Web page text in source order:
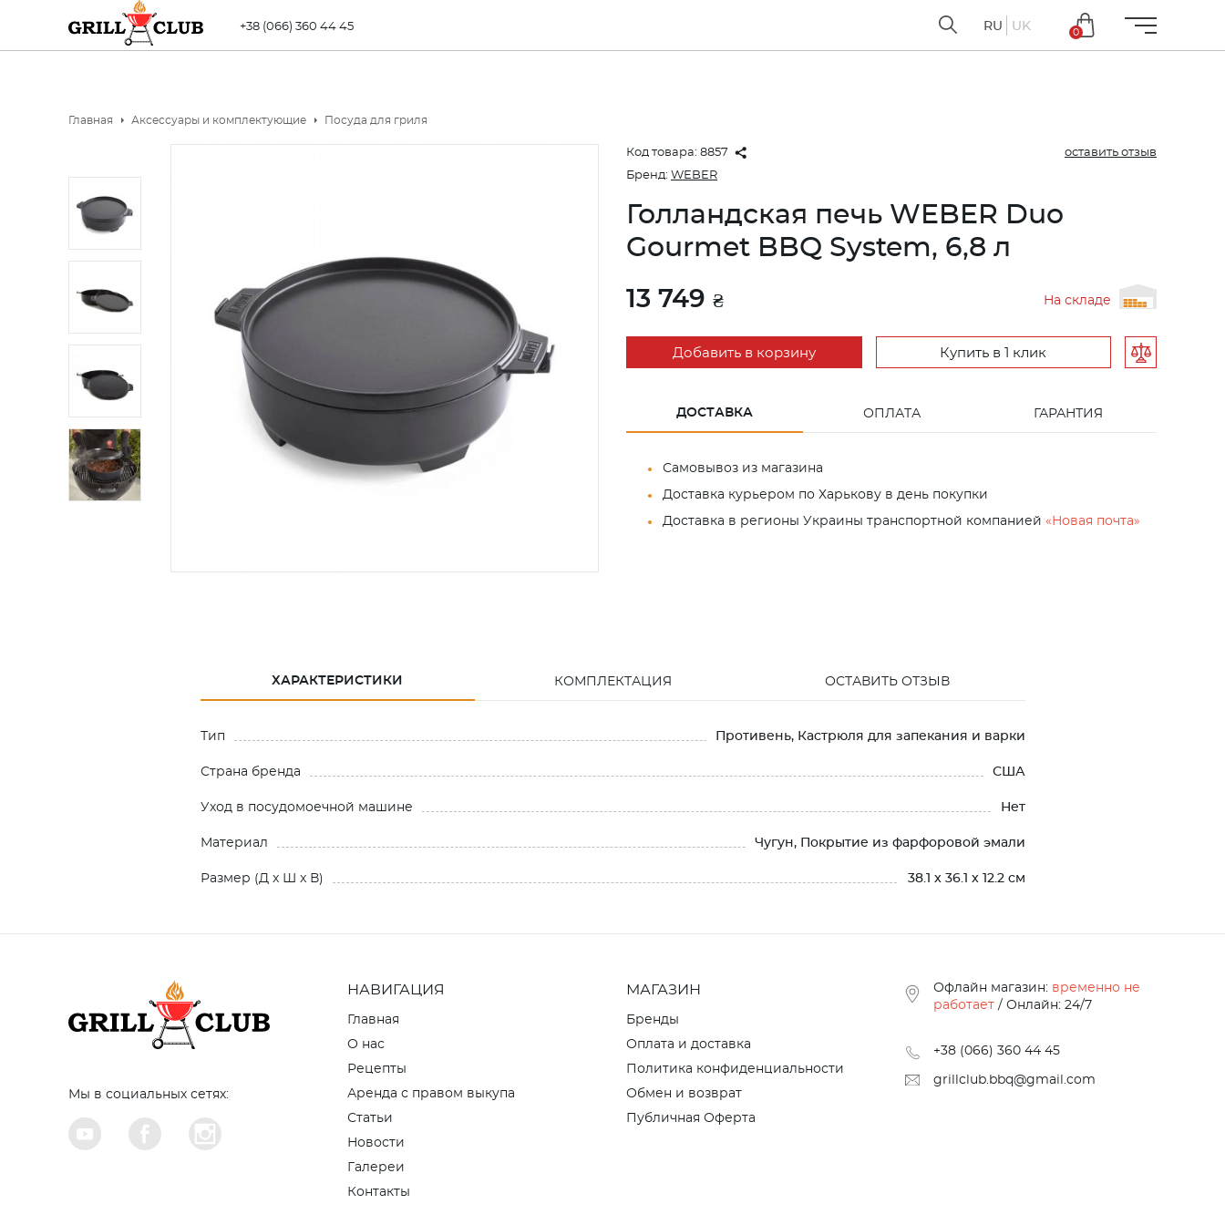
+38 (066) 360 44 45 RU UK
0
Главная Аксессуары и комплектующие Посуда для гриля
Код товара: 8857
оставить отзыв
Бренд: WEBER
Голландская печь WEBER Duo
Gourmet BBQ System, 6,8 л
13 749 ₴ На складе
Добавить в корзину Купить в 1 клик
ДОСТАВКА ОПЛАТА ГАРАНТИЯ
Самовывоз из магазина
Доставка курьером по Харькову в день покупки
Доставка в регионы Украины транспортной компанией «Новая почта»
ХАРАКТЕРИСТИКИ КОМПЛЕКТАЦИЯ ОСТАВИТЬ ОТЗЫВ
Тип Противень, Кастрюля для запекания и варки
Страна бренда США
Уход в посудомоечной машине Нет
Материал Чугун, Покрытие из фарфоровой эмали
Размер (Д x Ш x В) 38.1 x 36.1 x 12.2 см
Мы в социальных сетях:
НАВИГАЦИЯ
Главная
О нас
Рецепты
Аренда с правом выкупа
Статьи
Новости
Галереи
Контакты
МАГАЗИН
Бренды
Оплата и доставка
Политика конфиденциальности
Обмен и возврат
Публичная Оферта
Офлайн магазин: временно не
работает / Онлайн: 24/7
+38 (066) 360 44 45
grillclub.bbq@gmail.com